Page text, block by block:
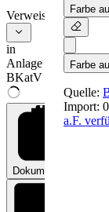
Verweise
in
Anlage
BKatV
Dokumente
Farbe
Farbe
Quelle:
Import:
a.F.